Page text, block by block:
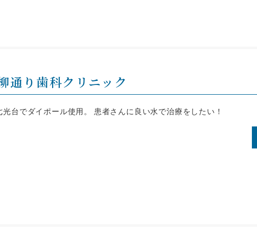
通り歯科クリニック
光台でダイポール使用。 患者さんに良い水で治療をしたい！